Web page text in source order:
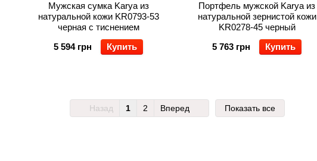
Мужская сумка Karya из
натуральной кожи KR0793-53
черная с тиснением
5 594 грн
Купить
Портфель мужской Karya из
натуральной зернистой кожи
KR0278-45 черный
5 763 грн
Купить
Назад 1 2 Вперед Показать все